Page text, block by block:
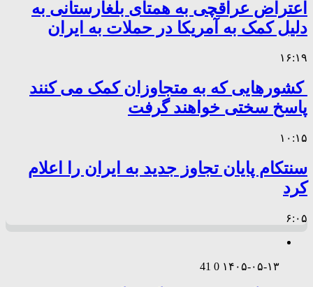
اعتراض عراقچی به همتای بلغارستانی به
دلیل کمک به آمریکا در حملات به ایران
۱۶:۱۹
کشورهایی که به متجاوزان کمک می کنند
پاسخ سختی خواهند گرفت
۱۰:۱۵
سنتکام پایان تجاوز جدید به ایران را اعلام
کرد
۶:۰۵
۱۴۰۵-۰۵-۱۳ 0
41